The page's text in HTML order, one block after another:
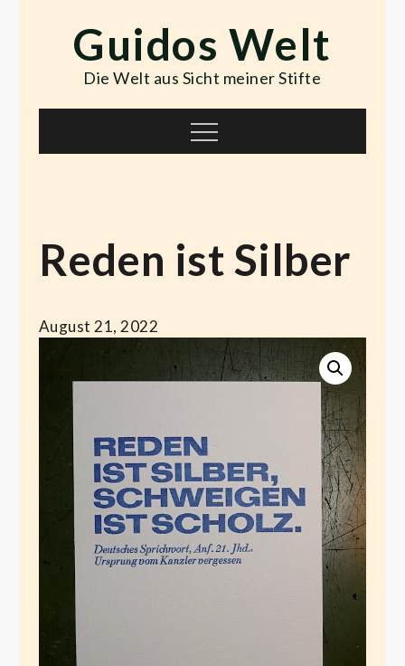
contentGuidos Welt
Die Welt aus Sicht meiner Stifte
Menu
Reden ist Silber
August 21, 2022